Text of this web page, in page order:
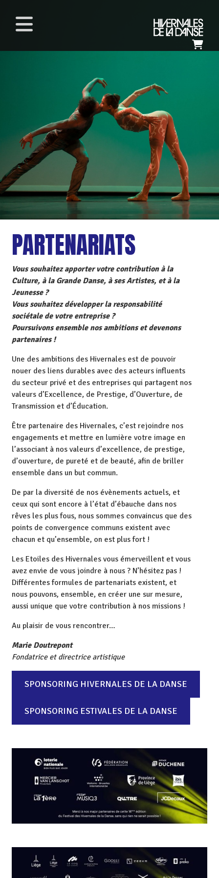
PARTENARIATS
Vous souhaitez apporter votre contribution à la
Culture, à la Grande Danse, à ses Artistes, et à la
Jeunesse ?
Vous souhaitez développer la responsabilité
sociétale de votre entreprise ?
Poursuivons ensemble nos ambitions et devenons
partenaires !
Une des ambitions des Hivernales est de pouvoir
nouer des liens durables avec des acteurs influents
du secteur privé et des entreprises qui partagent nos
valeurs d’Excellence, de Prestige, d’Ouverture, de
Transmission et d’Éducation.
Être partenaire des Hivernales, c’est rejoindre nos
engagements et mettre en lumière votre image en
l’associant à nos valeurs d’excellence, de prestige,
d’ouverture, de pureté et de beauté, afin de briller
ensemble dans un but commun.
De par la diversité de nos évènements actuels, et
ceux qui sont encore à l’état d’ébauche dans nos
rêves les plus fous, nous sommes convaincus que des
points de convergence communs existent avec
chacun et qu’ensemble, on est plus fort !
Les Etoiles des Hivernales vous émerveillent et vous
avez envie de vous joindre à nous ? N’hésitez pas !
Différentes formules de partenariats existent, et
nous pouvons, ensemble, en créer une sur mesure,
aussi unique que votre contribution à nos missions !
Au plaisir de vous rencontrer…
Marie Doutrepont
Fondatrice et directrice artistique
SPONSORING HIVERNALES DE LA DANSE
SPONSORING ESTIVALES DE LA DANSE